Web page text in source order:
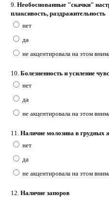
9. Необоснованные "скачки"
плаксивость, раздражительность
нет
да
не акцентировала на этом
10. Болезненность и усиление
нет
да
не акцентировала на этом
11. Наличие молозива в грудных
нет
да
не акцентировала на этом
12. Наличие запоров